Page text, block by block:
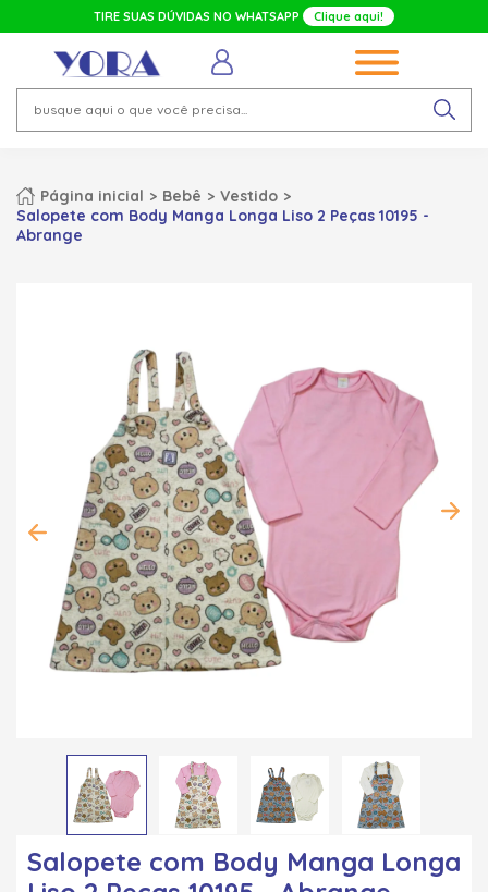
TIRE SUAS DÚVIDAS NO WHATSAPP Clique aqui!
Página inicial Bebê
Vestido
Salopete com Body Manga Longa Liso 2 Peças 10195 -
Abrange
Salopete com Body Manga Longa